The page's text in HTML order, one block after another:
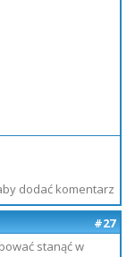
dodać komentarz
#27
stanąć w